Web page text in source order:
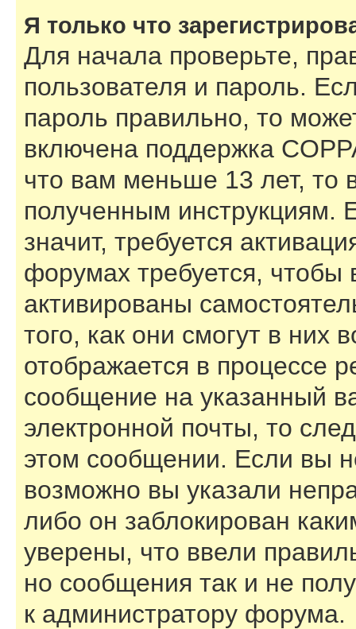
Я только что
Для начала проверьте,
пользователя и пароль.
пароль правильно, то
включена поддержка
что вам меньше 13 лет, то
полученным инструкциям.
значит, требуется
форумах требуется,
активированы
того, как они смогут в
отображается в процессе
сообщение на указанный
электронной почты, то
этом сообщении. Если вы
возможно вы указали
либо он заблокирован
уверены, что ввели
но сообщения так и не
к администратору форума.